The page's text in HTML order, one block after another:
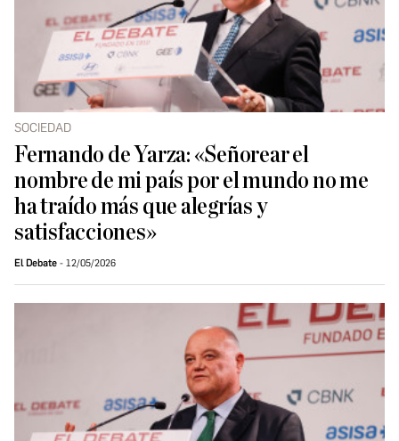
SOCIEDAD
Fernando de Yarza: «Señorear el
nombre de mi país por el mundo no me
ha traído más que alegrías y
satisfacciones»
El Debate 12/05/2026